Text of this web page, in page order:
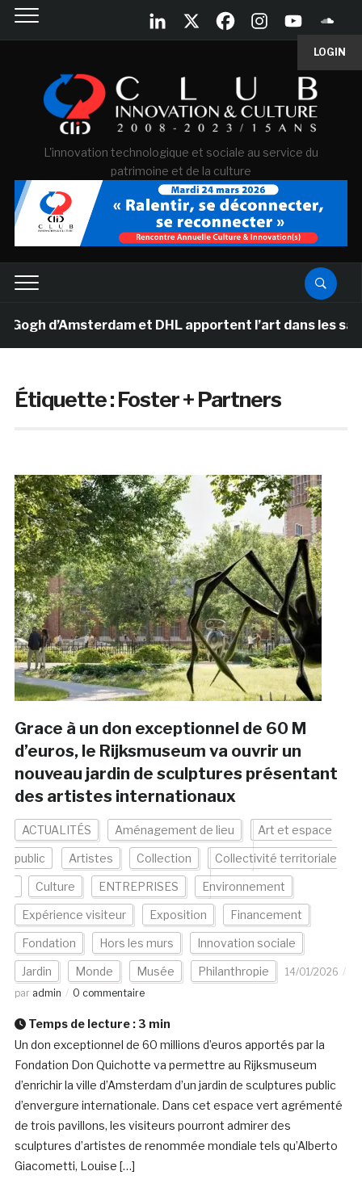
LOGIN
L'innovation technologique et sociale au service du
patrimoine et de la culture
d’Amsterdam et DHL apportent l’art dans les salles
Étiquette :Foster + Partners
Grace à un don exceptionnel de 60 M
d’euros, le Rijksmuseum va ouvrir un
nouveau jardin de sculptures présentant
des artistes internationaux
ACTUALITÉS Aménagement de lieu Art et espace
public Artistes Collection Collectivité territoriale
Culture ENTREPRISES Environnement
Expérience visiteur Exposition Financement
Fondation Hors les murs Innovation sociale
Jardin Monde Musée Philanthropie
14/01/2026
par admin 0 commentaire
Temps de lecture : 3 min
Un don exceptionnel de 60 millions d’euros apportés par la
Fondation Don Quichotte va permettre au Rijksmuseum
d’enrichir la ville d’Amsterdam d’un jardin de sculptures public
d’envergure internationale. Dans cet espace vert agrémenté
de trois pavillons, les visiteurs pourront admirer des
sculptures d’artistes de renommée mondiale tels qu’Alberto
Giacometti, Louise […]